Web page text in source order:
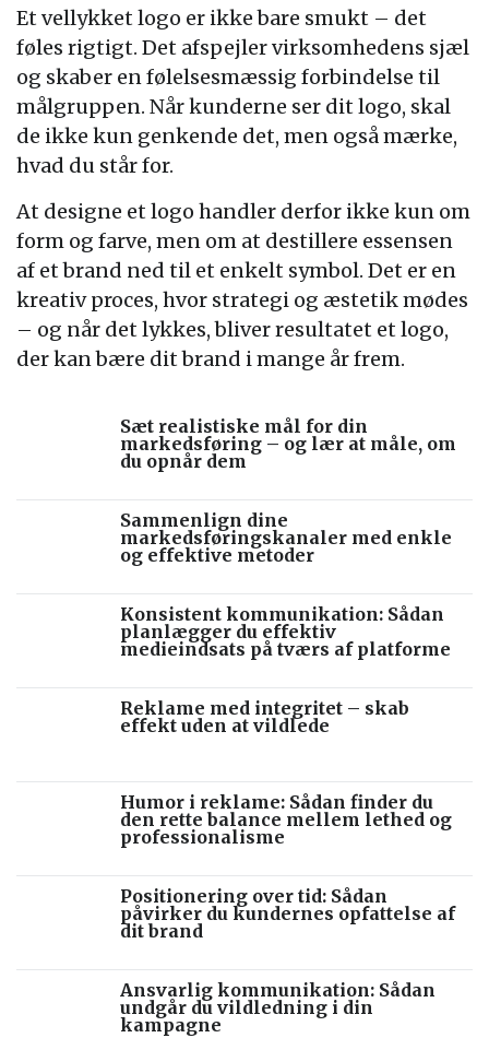
Et vellykket logo er ikke bare smukt – det
føles rigtigt. Det afspejler virksomhedens sjæl
og skaber en følelsesmæssig forbindelse til
målgruppen. Når kunderne ser dit logo, skal
de ikke kun genkende det, men også mærke,
hvad du står for.
At designe et logo handler derfor ikke kun om
form og farve, men om at destillere essensen
af et brand ned til et enkelt symbol. Det er en
kreativ proces, hvor strategi og æstetik mødes
– og når det lykkes, bliver resultatet et logo,
der kan bære dit brand i mange år frem.
Sæt realistiske mål for din
markedsføring – og lær at måle, om
du opnår dem
Sammenlign dine
markedsføringskanaler med enkle
og effektive metoder
Konsistent kommunikation: Sådan
planlægger du effektiv
medieindsats på tværs af platforme
Reklame med integritet – skab
effekt uden at vildlede
Humor i reklame: Sådan finder du
den rette balance mellem lethed og
professionalisme
Positionering over tid: Sådan
påvirker du kundernes opfattelse af
dit brand
Ansvarlig kommunikation: Sådan
undgår du vildledning i din
kampagne